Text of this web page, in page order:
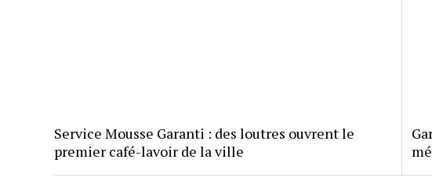
Service Mousse Garanti : des loutres ouvrent le
premier café-lavoir de la ville